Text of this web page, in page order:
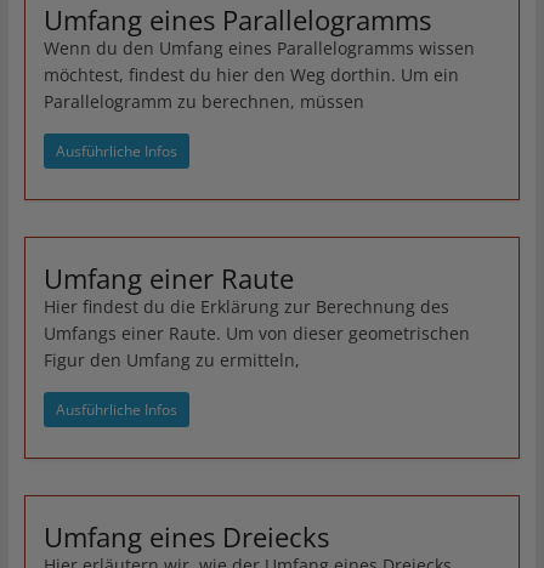
Umfang eines Parallelogramms
Wenn du den Umfang eines Parallelogramms wissen
möchtest, findest du hier den Weg dorthin. Um ein
Parallelogramm zu berechnen, müssen
Ausführliche Infos
Umfang einer Raute
Hier findest du die Erklärung zur Berechnung des
Umfangs einer Raute. Um von dieser geometrischen
Figur den Umfang zu ermitteln,
Ausführliche Infos
Umfang eines Dreiecks